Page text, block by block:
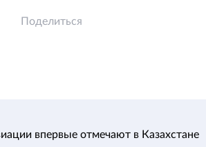
Поделиться
впервые отмечают в Казахстане